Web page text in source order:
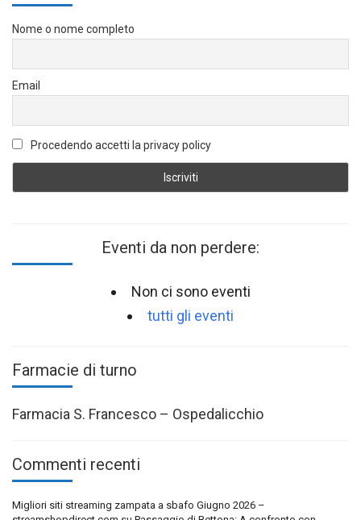
Nome o nome completo
Email
Procedendo accetti la privacy policy
Eventi da non perdere:
Non ci sono eventi
tutti gli eventi
Farmacie di turno
Farmacia S. Francesco – Ospedalicchio
Commenti recenti
Migliori siti streaming zampata a sbafo Giugno 2026 –